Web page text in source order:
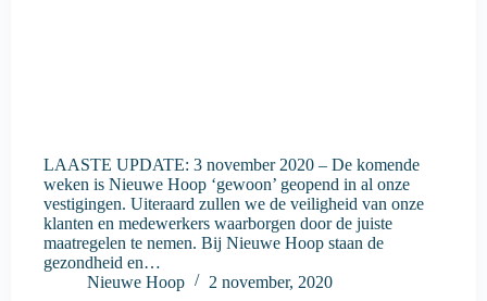
LAASTE UPDATE: 3 november 2020 – De komende
weken is Nieuwe Hoop ‘gewoon’ geopend in al onze
vestigingen. Uiteraard zullen we de veiligheid van onze
klanten en medewerkers waarborgen door de juiste
maatregelen te nemen. Bij Nieuwe Hoop staan de
gezondheid en…
Nieuwe Hoop
2 november, 2020